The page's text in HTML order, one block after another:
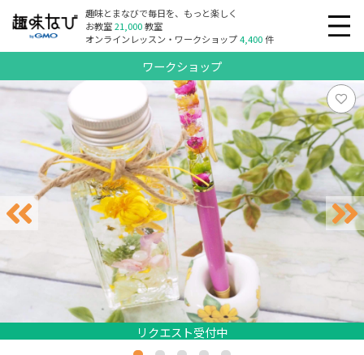
趣味とまなびで毎日を、もっと楽しく
お教室21,000教室
オンラインレッスン・ワークショップ4,400件
ワークショップ
リクエスト受付中
リクエスト受付中
リクエスト受付中
リクエスト受付中
リクエスト受付中
リクエスト受付中